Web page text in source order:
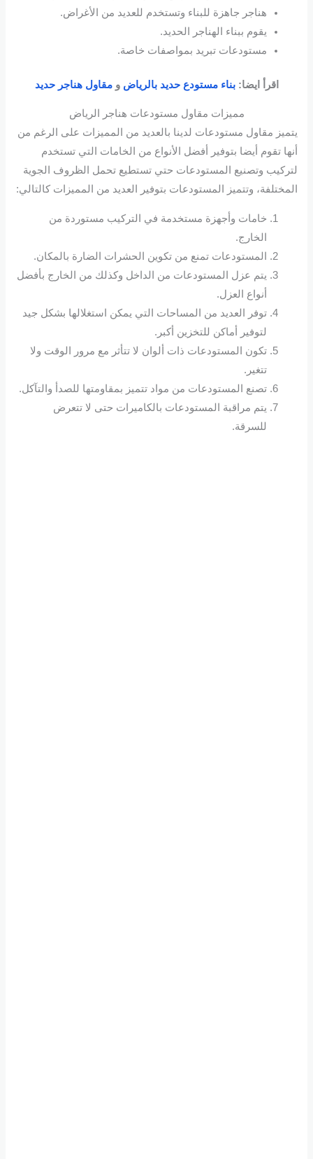
هناجر جاهزة للبناء وتستخدم للعديد من الأغراض.
يقوم ببناء الهناجر الحديد.
مستودعات تبريد بمواصفات خاصة.
اقرأ ايضا:بناء مستودع حديد بالرياض ومقاول هناجر حديد
مميزات مقاول مستودعات هناجر الرياض
يتميز مقاول مستودعات لدينا بالعديد من المميزات على الرغم من
أنها تقوم أيضا بتوفير أفضل الأنواع من الخامات التي تستخدم
لتركيب وتصنيع المستودعات حتي تستطيع تحمل الظروف الجوية
المختلفة، وتتميز المستودعات بتوفير العديد من المميزات كالتالي:
خامات وأجهزة مستخدمة في التركيب مستوردة من
الخارج.
المستودعات تمنع من تكوين الحشرات الضارة بالمكان.
يتم عزل المستودعات من الداخل وكذلك من الخارج بأفضل
أنواع العزل.
توفر العديد من المساحات التي يمكن استغلالها بشكل جيد
لتوفير أماكن للتخزين أكبر.
تكون المستودعات ذات ألوان لا تتأثر مع مرور الوقت ولا
تتغير.
تصنع المستودعات من مواد تتميز بمقاومتها للصدأ والتآكل.
يتم مراقبة المستودعات بالكاميرات حتى لا تتعرض
للسرقة.